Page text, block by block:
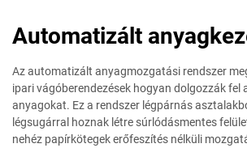
Automatizált
Az automatizált anyagmozgatási rendszer
ipari vágóberendezések hogyan dolgozzák fel
anyagokat. Ez a rendszer légpárnás
légsugárral hoznak létre súrlódásmentes
nehéz papírkötegek erőfeszítés nélküli